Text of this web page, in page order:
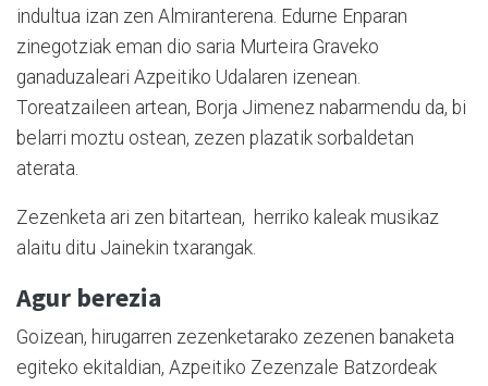
indultua izan zen Almiranterena. Edurne Enparan
zinegotziak eman dio saria Murteira Graveko
ganaduzaleari Azpeitiko Udalaren izenean.
Toreatzaileen artean, Borja Jimenez nabarmendu da, bi
belarri moztu ostean, zezen plazatik sorbaldetan
aterata.
Zezenketa ari zen bitartean, herriko kaleak musikaz
alaitu ditu Jainekin txarangak.
Agur berezia
Goizean, hirugarren zezenketarako zezenen banaketa
egiteko ekitaldian, Azpeitiko Zezenzale Batzordeak